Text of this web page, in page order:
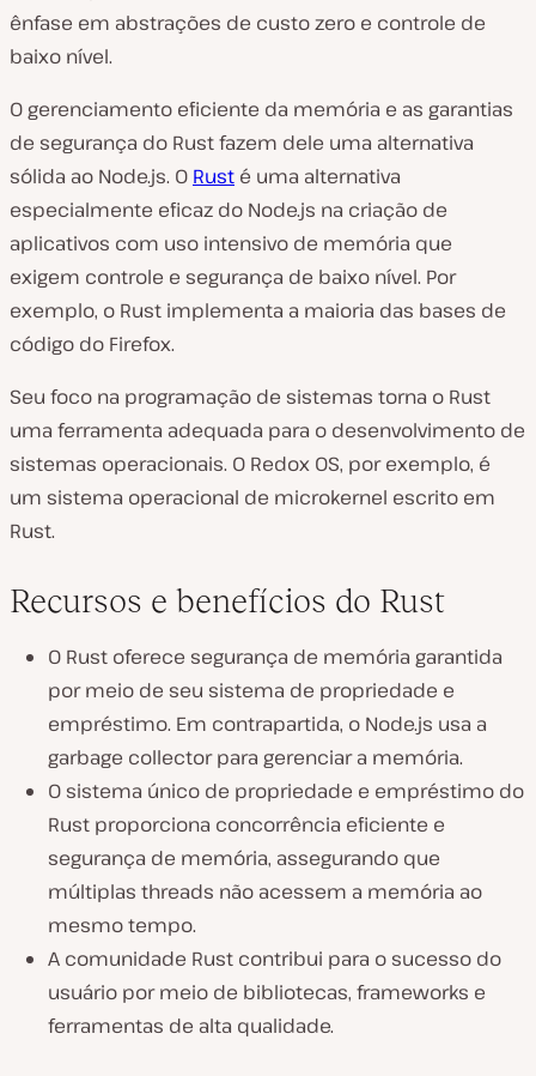
ênfase em abstrações de custo zero e controle de
baixo nível.
O gerenciamento eficiente da memória e as garantias
de segurança do Rust fazem dele uma alternativa
sólida ao Node.js. O Rust é uma alternativa
especialmente eficaz do Node.js na criação de
aplicativos com uso intensivo de memória que
exigem controle e segurança de baixo nível. Por
exemplo, o Rust implementa a maioria das bases de
código do Firefox.
Seu foco na programação de sistemas torna o Rust
uma ferramenta adequada para o desenvolvimento de
sistemas operacionais. O Redox OS, por exemplo, é
um sistema operacional de microkernel escrito em
Rust.
Recursos e benefícios do Rust
O Rust oferece segurança de memória garantida
por meio de seu sistema de propriedade e
empréstimo. Em contrapartida, o Node.js usa a
garbage collector para gerenciar a memória.
O sistema único de propriedade e empréstimo do
Rust proporciona concorrência eficiente e
segurança de memória, assegurando que
múltiplas threads não acessem a memória ao
mesmo tempo.
A comunidade Rust contribui para o sucesso do
usuário por meio de bibliotecas, frameworks e
ferramentas de alta qualidade.